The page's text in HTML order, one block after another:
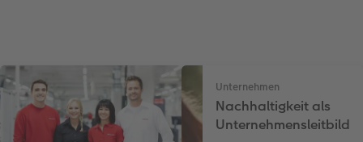
Unternehmen
Nachhaltigkeit als
Unternehmensleitbild